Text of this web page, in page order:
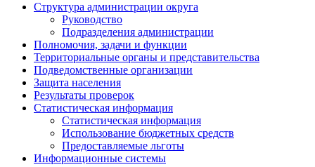
Структура администрации округа
Руководство
Подразделения администрации
Полномочия, задачи и функции
Территориальные органы и представительства
Подведомственные организации
Защита населения
Результаты проверок
Статистическая информация
Статистическая информация
Использование бюджетных средств
Предоставляемые льготы
Информационные системы